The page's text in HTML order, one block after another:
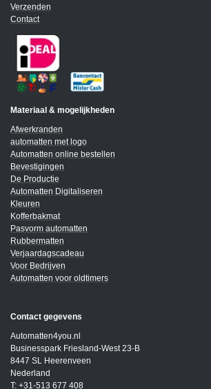
Verzenden
Contact
Materiaal & mogelijkheden
Afwerkranden
automatten met logo
Automatten online bestellen
Bevestigingen
De Productie
Automatten Digitaliseren
Kleuren
Kofferbakmat
Pasvorm automatten
Rubbermatten
Verjaardagscadeau
Voor Bedrijven
Automatten voor oldtimers
Contact gegevens
Automatten4you.nl
Businesspark Friesland-West 23-B
8447 SL Heerenveen
Nederland
T: +31-513 677 408